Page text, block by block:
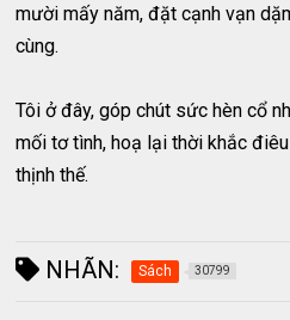
mười mấy năm, đặt cạnh vạn
cùng.
Tôi ở đây, góp chút sức hèn cổ
mối tơ tình, hoạ lại thời khắc
thịnh thế.
NHÃN: Sách 30799